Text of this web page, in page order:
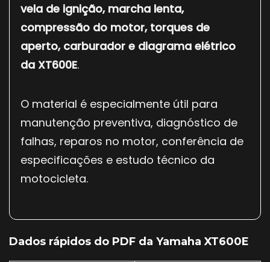
vela de ignição, marcha lenta,
compressão do motor, torques de
aperto, carburador e diagrama elétrico
da XT600E.
O material é especialmente útil para
manutenção preventiva, diagnóstico de
falhas, reparos no motor, conferência de
especificações e estudo técnico da
motocicleta.
Dados rápidos do PDF da Yamaha XT600E